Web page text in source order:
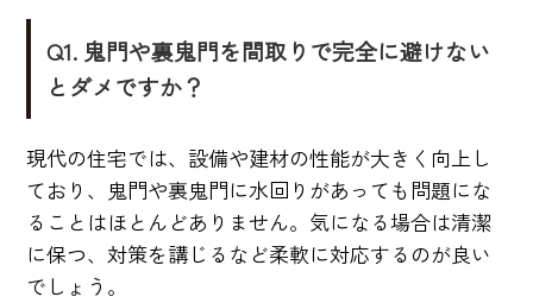
Q1. 鬼門や裏鬼門を間取りで完全に避けない
とダメですか？
現代の住宅では、設備や建材の性能が大きく向上し
ており、鬼門や裏鬼門に水回りがあっても問題にな
ることはほとんどありません。気になる場合は清潔
に保つ、対策を講じるなど柔軟に対応するのが良い
でしょう。